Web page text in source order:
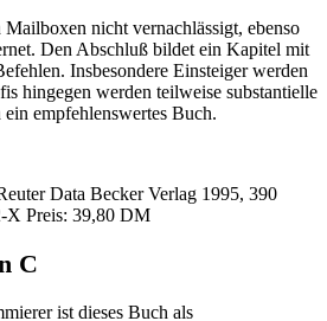
nicht vernachlässigt, ebenso
Den Abschluß bildet ein Kapitel mit
Insbesondere Einsteiger werden
hingegen werden teilweise substantielle
empfehlenswertes Buch.
Data Becker Verlag 1995, 390
X Preis: 39,80 DM
C
ist dieses Buch als